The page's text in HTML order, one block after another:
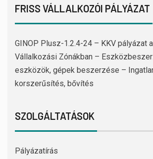
FRISS VÁLLALKOZÓI PÁLYÁZAT
GINOP Plusz-1.2.4-24 – KKV pályázat
Vállalkozási Zónákban –
eszközök, gépek beszerzése –
korszerűsítés, bővítés
SZOLGÁLTATÁSOK
Pályázatírás